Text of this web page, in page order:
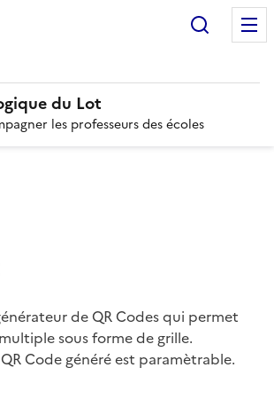
du Lot
les professeurs des écoles
de QR Codes qui permet
sous forme de grille.
Code généré est paramètrable.